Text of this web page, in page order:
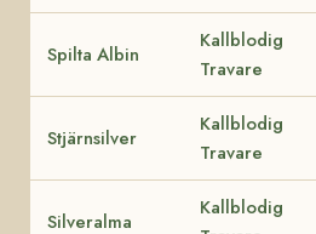
Spilta Albin
Kallblodig
Travare
Stjärnsilver
Kallblodig
Travare
Silveralma
Kallblodig